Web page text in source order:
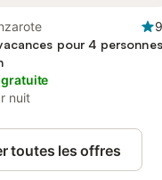
pour 4
nuit
toutes les offres